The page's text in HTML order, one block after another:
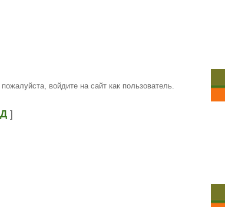
войдите на сайт как пользователь.
]